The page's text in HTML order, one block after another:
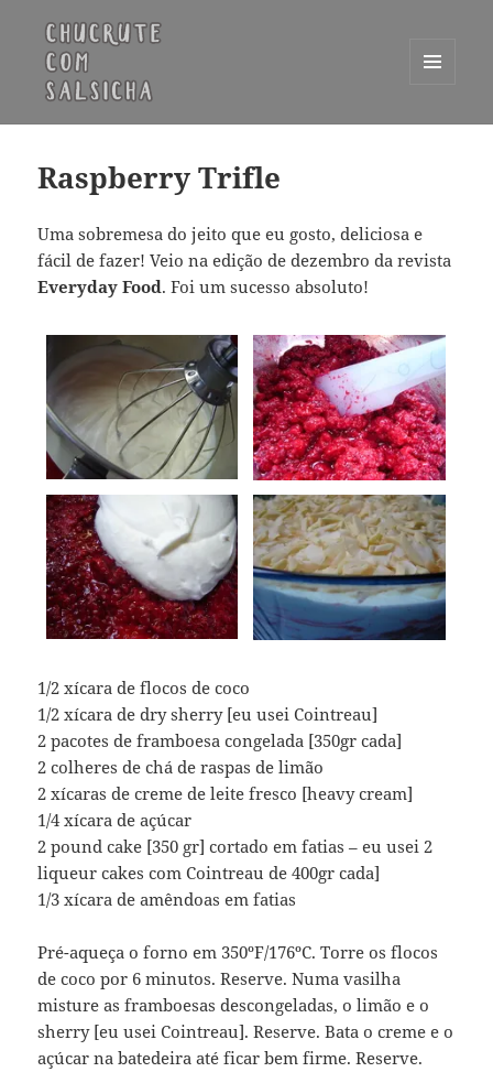
WIDGETS
Raspberry Trifle
Uma sobremesa do jeito que eu gosto, deliciosa e
fácil de fazer! Veio na edição de dezembro da revista
Everyday Food. Foi um sucesso absoluto!
1/2 xícara de flocos de coco
1/2 xícara de dry sherry [eu usei Cointreau]
2 pacotes de framboesa congelada [350gr cada]
2 colheres de chá de raspas de limão
2 xícaras de creme de leite fresco [heavy cream]
1/4 xícara de açúcar
2 pound cake [350 gr] cortado em fatias – eu usei 2
liqueur cakes com Cointreau de 400gr cada]
1/3 xícara de amêndoas em fatias
Pré-aqueça o forno em 350ºF/176ºC. Torre os flocos
de coco por 6 minutos. Reserve. Numa vasilha
misture as framboesas descongeladas, o limão e o
sherry [eu usei Cointreau]. Reserve. Bata o creme e o
açúcar na batedeira até ficar bem firme. Reserve.